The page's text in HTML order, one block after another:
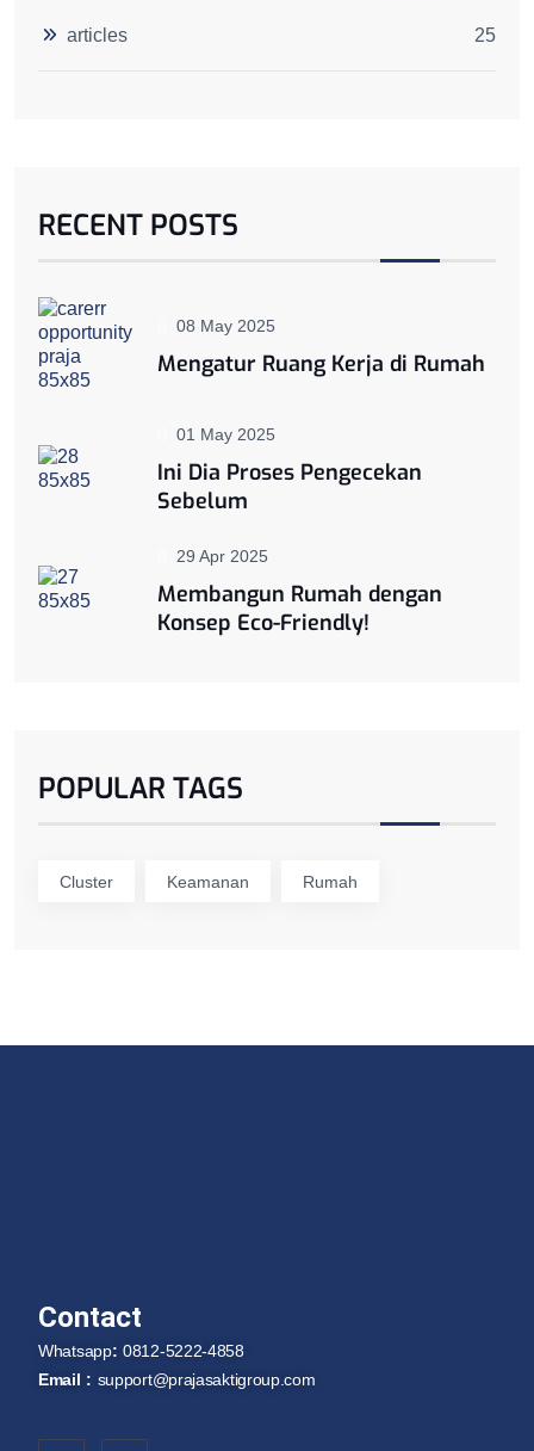
articles 25
RECENT POSTS
08 May 2025
Mengatur Ruang Kerja di Rumah
01 May 2025
Ini Dia Proses Pengecekan
Sebelum
29 Apr 2025
Membangun Rumah dengan
Konsep Eco-Friendly!
POPULAR TAGS
Cluster Keamanan Rumah
Contact
Whatsapp: 0812-5222-4858
Email : support@prajasaktigroup.com